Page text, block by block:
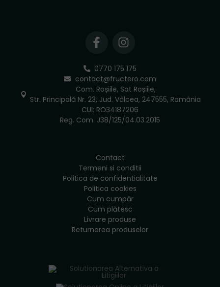
0770 175 175
contact@fructero.com
Com. Roșiile, Sat Roșiile,
Str. Principală Nr. 23, Jud. Vâlcea, 247555, România
CUI: RO34187206
Reg. Com. J38/125/04.03.2015
Contact
Termeni si conditii
Politica de confidentialitate
Politica cookies
Cum cumpăr
Cum plătesc
Livrare produse
Returnarea produselor